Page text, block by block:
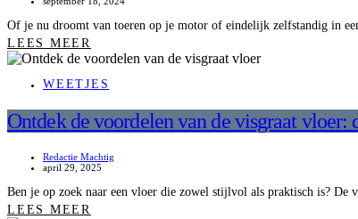
Of je nu droomt van toeren op je motor of eindelijk zelfstandig in
LEES MEER
WEETJES
Ontdek de voordelen van de visgraat
Redactie Machtig
april 29, 2025
Ben je op zoek naar een vloer die zowel stijlvol als praktisch is? De
LEES MEER